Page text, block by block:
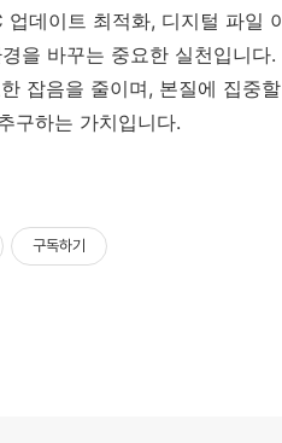
업데이트 최적화, 디지털 파일
을 바꾸는 중요한 실천입니
잡음을 줄이며, 본질에 집중
구하는 가치입니다.
구독하기